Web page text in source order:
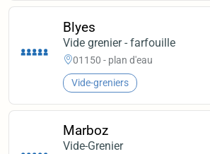
Blyes
Vide grenier - farfouille
01150 - plan d'eau
Vide-greniers
Marboz
Vide-Grenier